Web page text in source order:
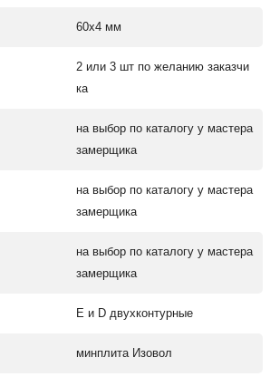
60х4 мм
2 или 3 шт по желанию заказчи
ка
на выбор по каталогу у мастера
замерщика
на выбор по каталогу у мастера
замерщика
на выбор по каталогу у мастера
замерщика
Е и D двухконтурные
минплита Изовол